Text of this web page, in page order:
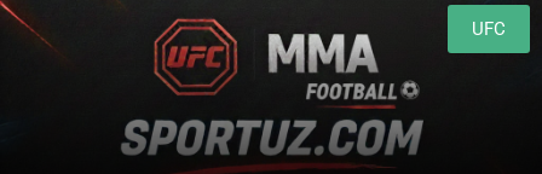
UFC